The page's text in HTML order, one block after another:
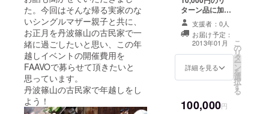
た。今回はそんな帰る実家のな
いシングルマザー親子と共に、
お正月を丹波篠山の古民家で一
緒に過ごしたいと思い、この年
越しイベントの開催費用を
FAAVOで募らせて頂きたいと
思っています。
丹波篠山の古民家で年越しをし
よう！
ターン品に加
え、 ・丹波での
CPAO勉強会参
加チケット ※勉
強会詳細は本文
内に記載
支援者：0人
お届け予定：
2013年01月
詳細を見る
こ
の
リ
タ
ー
ン
を
選
択
す
る
100,000円